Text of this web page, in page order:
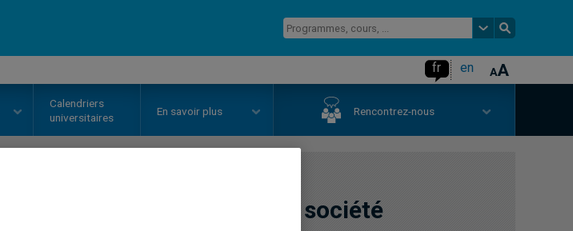
fr en
Calendriers
universitaires
En savoir plus Rencontrez-nous
Sociologie, éthique et société